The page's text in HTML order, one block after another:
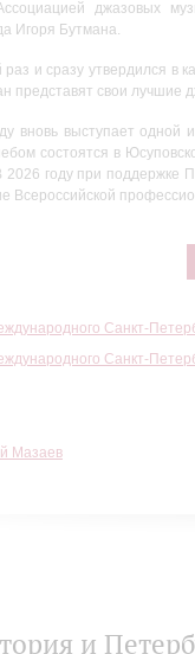
джазовых
Игоря Бутмана.
и сразу утвердился в
представят свои
вновь выступает
состоятся в
году при поддержке
Всероссийской
Санкт-
Санкт-
Мазаев
и